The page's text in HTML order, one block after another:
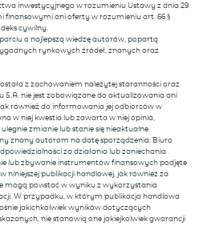
inwestycyjnego w rozumieniu Ustawy z dnia 29
finansowymi ani oferty w rozumieniu art. 66 §
cywilny.
o najlepszą wiedzę autorów, popartą
rynkowych źródeł, znanych oraz
z zachowaniem należytej staranności oraz
S.A. nie jest zobowiązane do aktualizowania ani
również do informowania jej odbiorców w
w niej kwestia lub zawarta w niej opinia,
zmianie lub stanie się nieaktualne.
znany autorom na datę sporządzenia. Biuro
za działania lub zaniechania
lub zbywanie instrumentów finansowych podjęte
niniejszej publikacji handlowej, jak również za
mogą powstać w wyniku z wykorzystania
W przypadku, w którym publikacja handlowa
jakichkolwiek wyników dotyczących
nie stanowią one jakiejkolwiek gwarancji